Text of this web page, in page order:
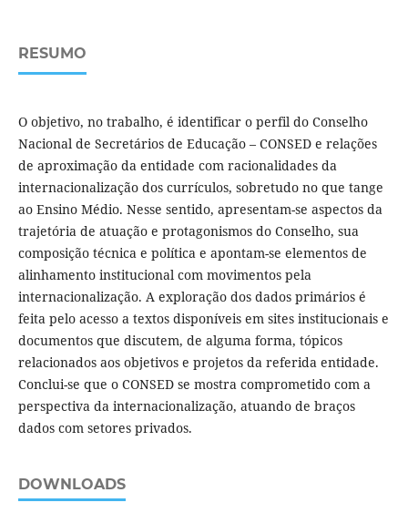
RESUMO
O objetivo, no trabalho, é identificar o perfil do Conselho
Nacional de Secretários de Educação – CONSED e relações
de aproximação da entidade com racionalidades da
internacionalização dos currículos, sobretudo no que tange
ao Ensino Médio. Nesse sentido, apresentam-se aspectos da
trajetória de atuação e protagonismos do Conselho, sua
composição técnica e política e apontam-se elementos de
alinhamento institucional com movimentos pela
internacionalização. A exploração dos dados primários é
feita pelo acesso a textos disponíveis em sites institucionais e
documentos que discutem, de alguma forma, tópicos
relacionados aos objetivos e projetos da referida entidade.
Conclui-se que o CONSED se mostra comprometido com a
perspectiva da internacionalização, atuando de braços
dados com setores privados.
DOWNLOADS